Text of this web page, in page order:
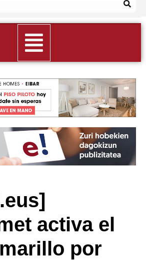
activa el
por